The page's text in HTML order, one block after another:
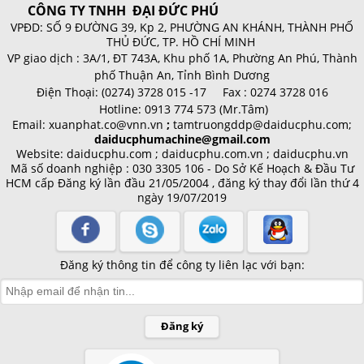
CÔNG TY TNHH ĐẠI ĐỨC PHÚ
VPĐD: SỐ 9 ĐƯỜNG 39, Kp 2, PHƯỜNG AN KHÁNH, THÀNH PHỐ
THỦ ĐỨC, TP. HỒ CHÍ MINH
VP giao dịch : 3A/1, ĐT 743A, Khu phố 1A, Phường An Phú, Thành
phố Thuận An, Tỉnh Bình Dương
Điện Thoại: (0274) 3728 015 -17 Fax : 0274 3728 016
Hotline: 0913 774 573 (Mr.Tâm)
Email: xuanphat.co@vnn.vn ; tamtruongddp@daiducphu.com;
daiducphumachine@gmail.com
Website: daiducphu.com ; daiducphu.com.vn ; daiducphu.vn
Mã số doanh nghiệp : 030 3305 106 - Do Sở Kế Hoạch & Đầu Tư
HCM cấp Đăng ký lần đầu 21/05/2004 , đăng ký thay đổi lần thứ 4
ngày 19/07/2019
Đăng ký thông tin để công ty liên lạc với bạn:
Đăng ký